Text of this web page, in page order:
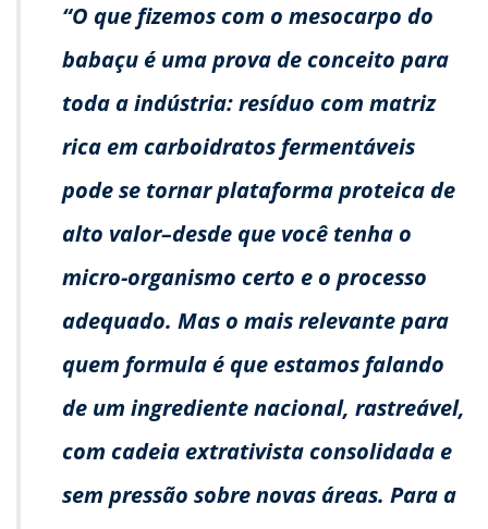
“O que fizemos com o mesocarpo do
babaçu é uma prova de conceito para
toda a indústria: resíduo com matriz
rica em carboidratos fermentáveis
pode se tornar plataforma proteica de
alto valor–desde que você tenha o
micro-organismo certo e o processo
adequado. Mas o mais relevante para
quem formula é que estamos falando
de um ingrediente nacional, rastreável,
com cadeia extrativista consolidada e
sem pressão sobre novas áreas. Para a